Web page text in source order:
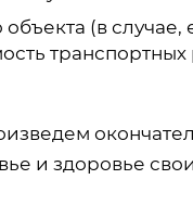
(в случае,
транспортных
и здоровье